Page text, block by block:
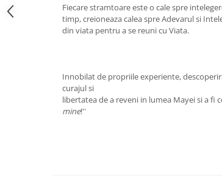
Sexualitate
Lumea îngerilor
Vindecare spirituală
Fiecare stramtoare este o cale spre
timp, creioneaza calea spre Adevarul si
din viata pentru a se reuni cu Viata.
Innobilat de propriile experiente,
curajul si
libertatea de a reveni in lumea Mayei si a fi
mine!''